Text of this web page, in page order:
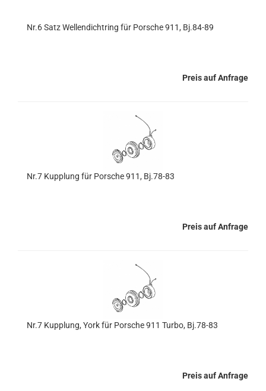
Nr.6 Satz Wellendichtring für Porsche 911, Bj.84-89
Preis auf Anfrage
Nr.7 Kupplung für Porsche 911, Bj.78-83
Preis auf Anfrage
Nr.7 Kupplung, York für Porsche 911 Turbo, Bj.78-83
Preis auf Anfrage